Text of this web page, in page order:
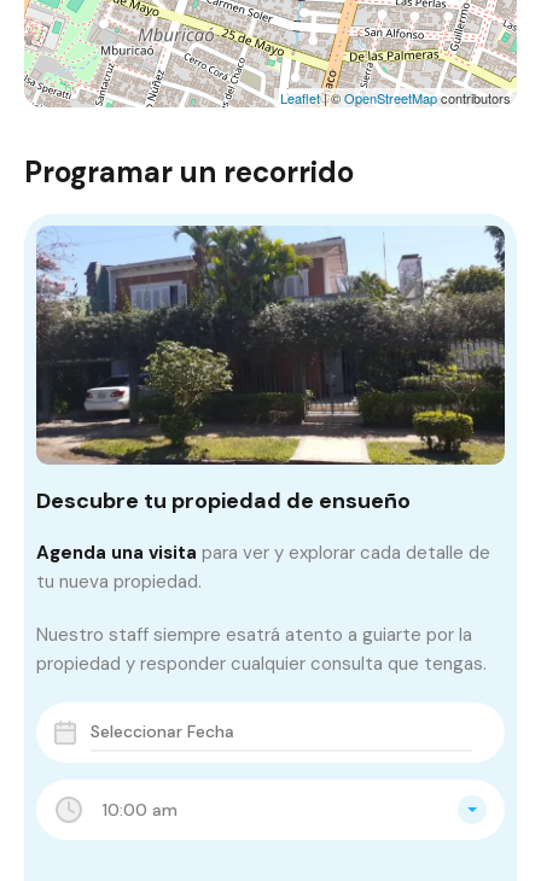
Leaflet| ©OpenStreetMapcontributors
Programar un recorrido
10:00 am
Descubre tu propiedad de ensueño
Agenda una visita para ver y explorar cada detalle de
tu nueva propiedad.
Nuestro staff siempre esatrá atento a guiarte por la
propiedad y responder cualquier consulta que tengas.